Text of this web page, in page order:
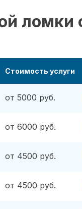
ломки
Стоимость услуги
от 5000 руб.
от 6000 руб.
от 4500 руб.
от 4500 руб.